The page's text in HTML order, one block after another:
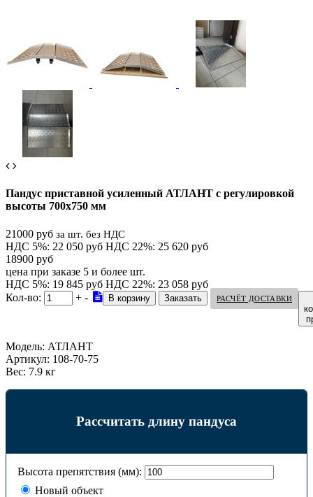
Пандус приставной усиленный АТЛАНТ с регулировкой
высоты 700х750 мм
21000 руб за шт. без НДС
НДС 5%: 22 050 руб НДС 22%: 25 620 руб
18900 руб
цена при заказе 5 и более шт.
НДС 5%: 19 845 руб НДС 22%: 23 058 руб
Кол-во:
+ - РАСЧЁТ ДОСТАВКИ
Модель: АТЛАНТ
Артикул: 108-70-75
Вес: 7.9 кг
Рассчитать длину пандуса
Высота препятствия (мм):
Новый объект